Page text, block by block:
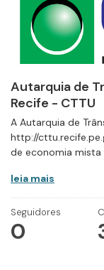
Autarquia de
Recife - CTTU
A Autarquia de
http://
de economia mista
leia mais
Seguidores
0